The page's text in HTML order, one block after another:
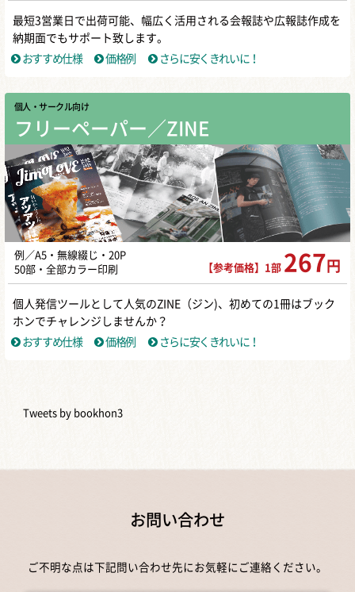
最短3営業日で出荷可能、幅広く活用される会報誌や広報誌作成を
納期面でもサポート致します。
おすすめ仕様
価格例 さらに安くきれいに！
個人・サークル向け
フリーペーパー／ZINE
例／A5・無線綴じ・20P
50部・全部カラー印刷
【参考価格】1部 267 円
個人発信ツールとして人気のZINE（ジン)、初めての1冊はブック
ホンでチャレンジしませんか？
おすすめ仕様
価格例 さらに安くきれいに！
Tweets by bookhon3
お問い合わせ
ご不明な点は下記問い合わせ先にお気軽にご連絡ください。